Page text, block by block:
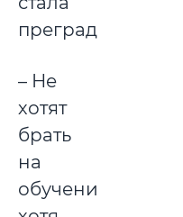
преградой.
– Не
хотят
брать
на
обучение,